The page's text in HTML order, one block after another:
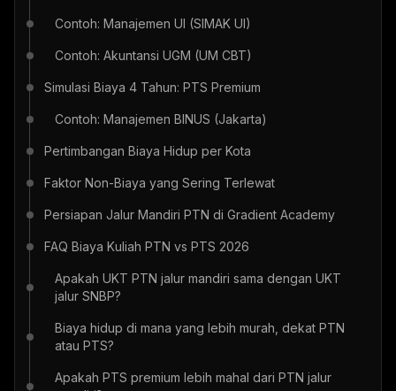
Contoh: Manajemen UI (SIMAK UI)
Contoh: Akuntansi UGM (UM CBT)
Simulasi Biaya 4 Tahun: PTS Premium
Contoh: Manajemen BINUS (Jakarta)
Pertimbangan Biaya Hidup per Kota
Faktor Non-Biaya yang Sering Terlewat
Persiapan Jalur Mandiri PTN di Gradient Academy
FAQ Biaya Kuliah PTN vs PTS 2026
Apakah UKT PTN jalur mandiri sama dengan UKT
jalur SNBP?
Biaya hidup di mana yang lebih murah, dekat PTN
atau PTS?
Apakah PTS premium lebih mahal dari PTN jalur